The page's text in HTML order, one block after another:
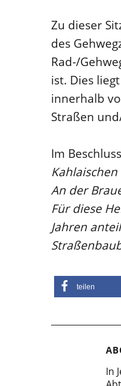
Zu dieser
des
Rad-/
ist. Dies
innerhalb
Straßen
Im
An der
Für diese
Jahren
teilen
In